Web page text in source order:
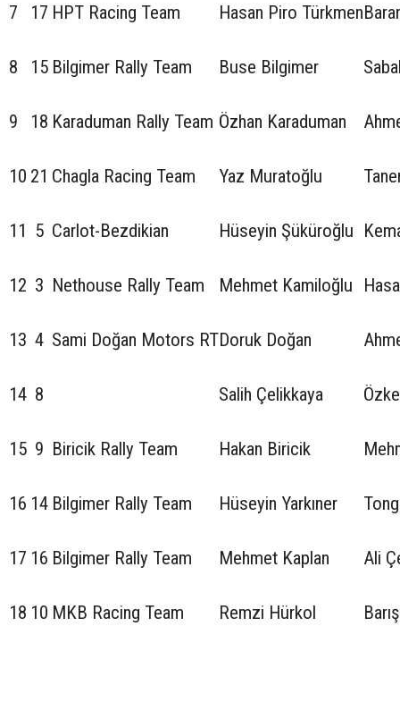
7 17 HPT Racing Team Hasan Piro Türkmen
8 15 Bilgimer Rally Team Buse Bilgimer
9 18 Karaduman Rally Team Özhan Karaduman
10 21 Chagla Racing Team Yaz Muratoğlu
11 5 Carlot-Bezdikian Hüseyin Şüküroğlu
12 3 Nethouse Rally Team Mehmet Kamiloğlu
13 4 Sami Doğan Motors RTDoruk Doğan
14 8 Salih Çelikkaya
15 9 Biricik Rally Team Hakan Biricik
16 14 Bilgimer Rally Team Hüseyin Yarkıner
17 16 Bilgimer Rally Team Mehmet Kaplan Ali
18 10 MKB Racing Team Remzi Hürkol